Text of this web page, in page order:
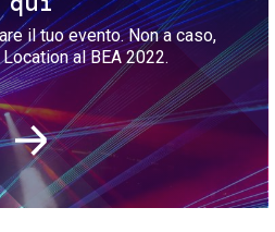
il tuo evento. Non a caso,
al BEA 2022.